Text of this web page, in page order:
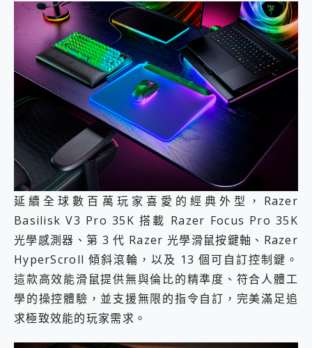
延續全球數百萬玩家喜愛的經典外型，Razer
Basilisk V3 Pro 35K 搭載 Razer Focus Pro 35K
光學感測器、第 3 代 Razer 光學滑鼠按鍵軸、Razer
HyperScroll 傾斜滾輪，以及 13 個可自訂控制鍵。
這款高效能滑鼠提供無與倫比的精準度、符合人體工
學的操控體驗，並支援無限的指令自訂，完美滿足追
求極致效能的玩家需求。